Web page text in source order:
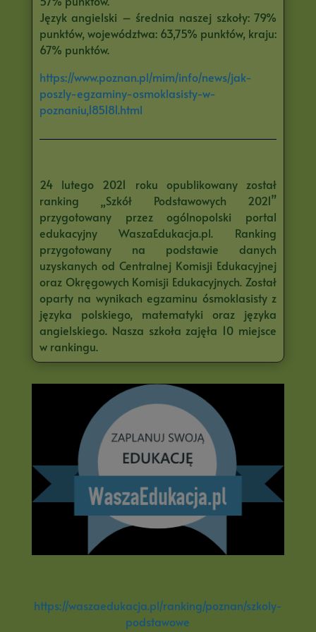
Język angielski – średnia naszej szkoły: 79%
punktów, województwa: 63,75% punktów, kraju:
67% punktów.
https://www.poznan.pl/mim/info/news/jak-
poszly-egzaminy-osmoklasisty-w-
poznaniu,185181.html
24 lutego 2021 roku opublikowany został
ranking „Szkół Podstawowych 2021”
przygotowany przez ogólnopolski portal
edukacyjny WaszaEdukacja.pl. Ranking
przygotowany na podstawie danych
uzyskanych od Centralnej Komisji Edukacyjnej
oraz Okręgowych Komisji Edukacyjnych. Został
oparty na wynikach egzaminu ósmoklasisty z
języka polskiego, matematyki oraz języka
angielskiego. Nasza szkoła zajęła 10 miejsce
w rankingu.
https://waszaedukacja.pl/ranking/poznan/szkoly-
podstawowe